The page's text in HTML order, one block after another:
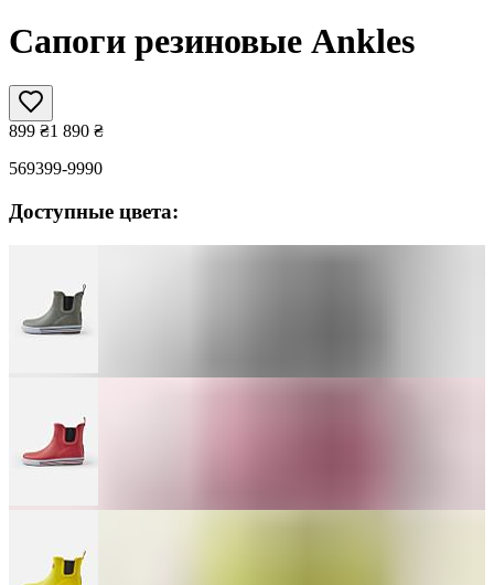
Сапоги резиновые Ankles
899 ₴1 890 ₴
569399-9990
Доступные цвета: